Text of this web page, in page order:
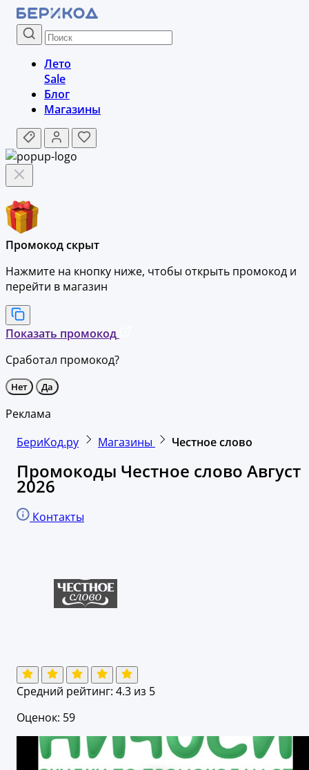
Лето
Sale
Блог
Магазины
Промокод скрыт
Нажмите на кнопку ниже, чтобы открыть промокод и
перейти в магазин
Показать промокод
Сработал промокод?
Нет Да
Реклама
БериКод.ру
Магазины Честное слово
Промокоды Честное слово Август
2026
Контакты
Средний рейтинг: 4.3 из 5
Оценок: 59